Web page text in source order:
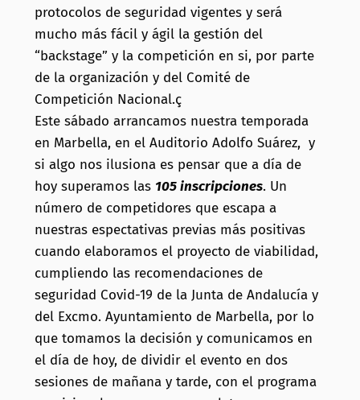
protocolos de seguridad vigentes y será
mucho más fácil y ágil la gestión del
“backstage” y la competición en si, por parte
de la organización y del Comité de
Competición Nacional.ç
Este sábado arrancamos nuestra temporada
en Marbella, en el Auditorio Adolfo Suárez, y
si algo nos ilusiona es pensar que a día de
hoy superamos las 105 inscripciones. Un
número de competidores que escapa a
nuestras espectativas previas más positivas
cuando elaboramos el proyecto de viabilidad,
cumpliendo las recomendaciones de
seguridad Covid-19 de la Junta de Andalucía y
del Excmo. Ayuntamiento de Marbella, por lo
que tomamos la decisión y comunicamos en
el día de hoy, de dividir el evento en dos
sesiones de mañana y tarde, con el programa